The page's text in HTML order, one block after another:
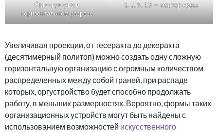
Оргструктура в
горизонтальном разрезе
1, 5, 9, 13 — мастер ноды.
Увеличивая проекции, от тесеракта до декеракта
(десятимерный политоп) можно создать одну сложную
горизонтальную организацию с огромным количеством
распределенных между собой граней, при распаде
которых, оргустройство будет способно продолжать
работу, в меньших размерностях. Вероятно, формы таких
организационных устройств могут быть найдены с
использованием возможностей искусственного